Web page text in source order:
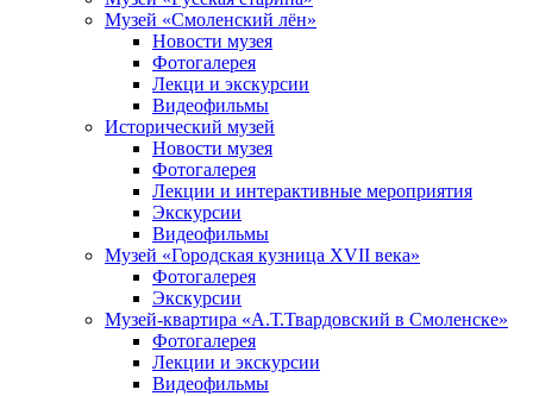
Музей «Смоленский лён»
Новости музея
Фотогалерея
Лекци и экскурсии
Видеофильмы
Исторический музей
Новости музея
Фотогалерея
Лекции и интерактивные мероприятия
Экскурсии
Видеофильмы
Музей «Городская кузница XVII века»
Фотогалерея
Экскурсии
Музей-квартира «А.Т.Твардовский в Смоленске»
Фотогалерея
Лекции и экскурсии
Видеофильмы